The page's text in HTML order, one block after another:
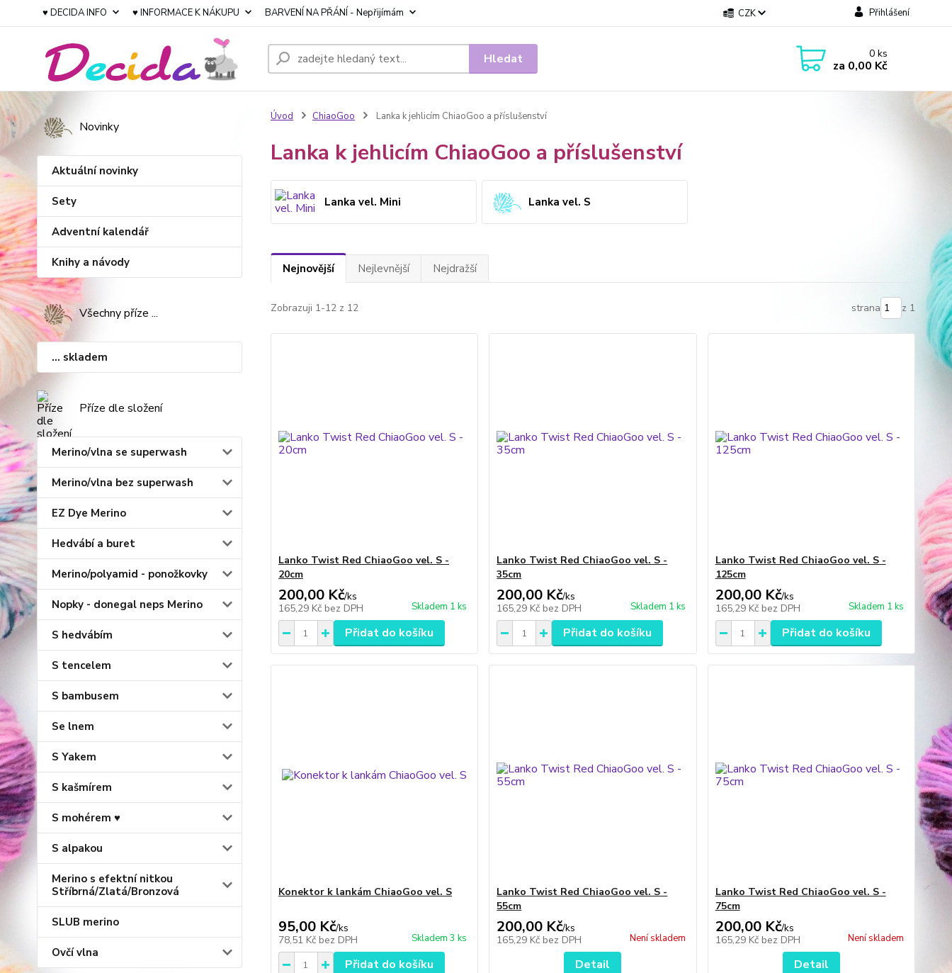
♥ DECIDA INFO ♥ INFORMACE K NÁKUPU BARVENÍ NA PŘÁNÍ - Nepřijímám CZK Přihlášení
Hledat 0ks
za 0,00 Kč
Novinky
Aktuální novinky
Sety
Adventní kalendář
Knihy a návody
Všechny příze ...
... skladem
Příze dle složení
Merino/vlna se superwash
Merino/vlna bez superwash
EZ Dye Merino
Hedvábí a buret
Merino/polyamid - ponožkovky
Nopky - donegal neps Merino
S hedvábím
S tencelem
S bambusem
Se lnem
S Yakem
S kašmírem
S mohérem ♥
S alpakou
Merino s efektní nitkou
Stříbrná/Zlatá/Bronzová
SLUB merino
Ovčí vlna
Úvod ChiaoGoo Lanka k jehlicím ChiaoGoo a příslušenství
Lanka k jehlicím ChiaoGoo a příslušenství
Lanka vel. Mini Lanka vel. S
Nejnovější Nejlevnější Nejdražší
Zobrazuji 1-12 z 12 strana z 1
Lanko Twist Red ChiaoGoo vel. S -
20cm
200,00 Kč/ks
165,29 Kč bez DPH Skladem 1 ks
Přidat do košíku
Lanko Twist Red ChiaoGoo vel. S -
35cm
200,00 Kč/ks
165,29 Kč bez DPH Skladem 1 ks
Přidat do košíku
Lanko Twist Red ChiaoGoo vel. S -
125cm
200,00 Kč/ks
165,29 Kč bez DPH Skladem 1 ks
Přidat do košíku
Konektor k lankám ChiaoGoo vel. S
95,00 Kč/ks
78,51 Kč bez DPH Skladem 3 ks
Přidat do košíku
Lanko Twist Red ChiaoGoo vel. S -
55cm
200,00 Kč/ks
165,29 Kč bez DPH Není skladem
Detail
Lanko Twist Red ChiaoGoo vel. S -
75cm
200,00 Kč/ks
165,29 Kč bez DPH Není skladem
Detail